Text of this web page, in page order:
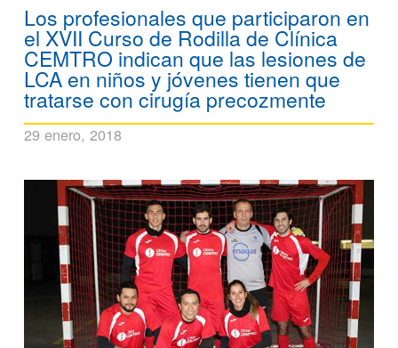
Los profesionales que participaron en
el XVII Curso de Rodilla de Clínica
CEMTRO indican que las lesiones de
LCA en niños y jóvenes tienen que
tratarse con cirugía precozmente
29 enero, 2018